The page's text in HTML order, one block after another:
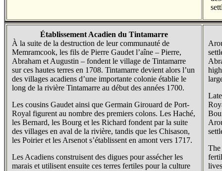
Établissement Acadien du Tintamarre
À la suite de la destruction de leur communauté de
Memramcook, les fils de Pierre Gaudet l’aîne – Pierre,
Abraham et Augustin – fondent le village de Tintamarre
sur ces hautes terres en 1708. Tintamarre devient alors l’un
des villages acadiens d’une importante colonie établie le
long de la rivière Tintamarre au début des années 1700.
Les cousins Gaudet ainsi que Germain Girouard de Port-
Royal figurent au nombre des premiers colons. Les Haché,
les Bernard, les Bourg et les Richard fondent par la suite
des villages en aval de la rivière, tandis que les Chisason,
les Poirier et les Arsenot s’établissent en amont vers 1717.
Les Acadiens construisent des digues pour assécher les
marais et utilisent ensuite ces terres fertiles pour la culture
The